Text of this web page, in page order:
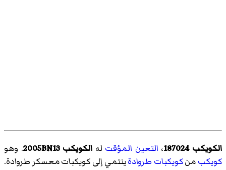
الكويكب 187024 ، التعين المؤقت له الكويكب 2005BN13
. وهو
كويكبمنكويكبات طروادةينتمي إلى كويكبات معسكر طروادة.